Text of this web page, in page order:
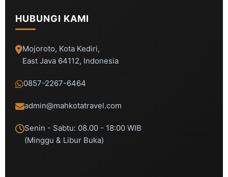
HUBUNGI KAMI
Mojoroto, Kota Kediri,
East Java 64112, Indonesia
0857-2267-6464
admin@mahkotatravel.com
Senin - Sabtu: 08.00 - 18:00 WIB
(Minggu & Libur Buka)